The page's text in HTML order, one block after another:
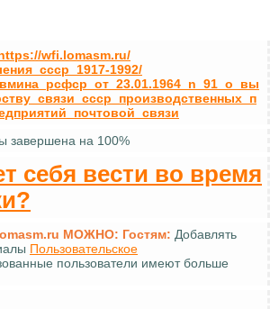
wfi.lomasm.ru/
1992/
завершена на 100%
себя вести во время
МОЖНО: Гостям:
везде)
навигации используйтекарту сайта